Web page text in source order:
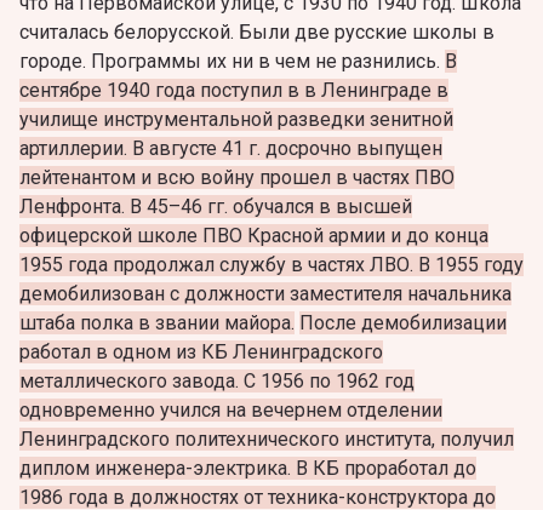
считалась белорусской. Были две русские школы в
городе. Программы их ни в чем не разнились. В
сентябре 1940 года поступил в в Ленинграде в
училище инструментальной разведки зенитной
артиллерии. В августе 41 г. досрочно выпущен
лейтенантом и всю войну прошел в частях ПВО
Ленфронта. В 45–46 гг. обучался в высшей
офицерской школе ПВО Красной армии и до конца
1955 года продолжал службу в частях ЛВО. В 1955 году
демобилизован с должности заместителя начальника
штаба полка в звании майора. После демобилизации
работал в одном из КБ Ленинградского
металлического завода. С 1956 по 1962 год
одновременно учился на вечернем отделении
Ленинградского политехнического института, получил
диплом инженера-электрика. В КБ проработал до
1986 года в должностях от техника-конструктора до